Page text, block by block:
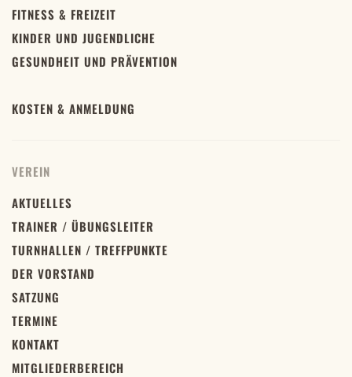
FITNESS & FREIZEIT
KINDER UND JUGENDLICHE
GESUNDHEIT UND PRÄVENTION
KOSTEN & ANMELDUNG
VEREIN
AKTUELLES
TRAINER / ÜBUNGSLEITER
TURNHALLEN / TREFFPUNKTE
DER VORSTAND
SATZUNG
TERMINE
KONTAKT
MITGLIEDERBEREICH